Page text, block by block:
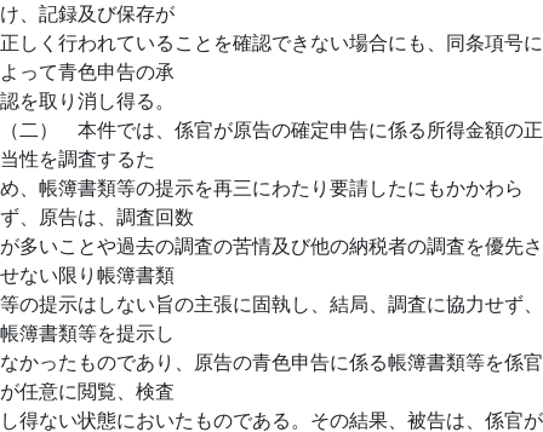
け、記録及び保存が
正しく行われていることを確認できない場合にも、同条項号に
よって青色申告の承
認を取り消し得る。
（二） 本件では、係官が原告の確定申告に係る所得金額の正
当性を調査するた
め、帳簿書類等の提示を再三にわたり要請したにもかかわら
ず、原告は、調査回数
が多いことや過去の調査の苦情及び他の納税者の調査を優先さ
せない限り帳簿書類
等の提示はしない旨の主張に固執し、結局、調査に協力せず、
帳簿書類等を提示し
なかったものであり、原告の青色申告に係る帳簿書類等を係官
が任意に閲覧、検査
し得ない状態においたものである。その結果、被告は、係官が